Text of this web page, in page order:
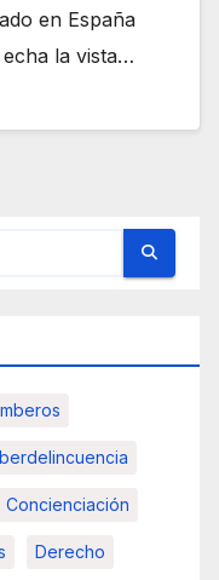
en España
echa la vista…
Concienciación
Derecho